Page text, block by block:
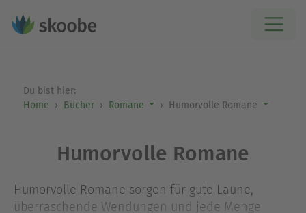
Du bist hier:
Home
Bücher Romane Humorvolle Romane
Humorvolle Romane
Humorvolle Romane sorgen für gute Laune,
überraschende Wendungen und jede Menge